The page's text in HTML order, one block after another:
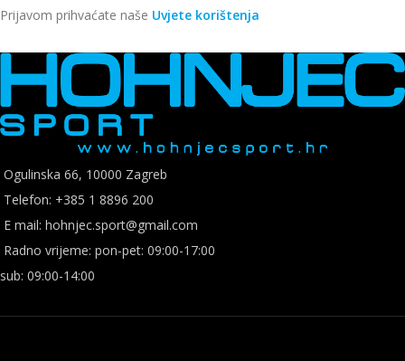
Prijavom prihvaćate naše Uvjete korištenja
Ogulinska 66, 10000 Zagreb
Telefon: +385 1 8896 200
E mail: hohnjec.sport@gmail.com
Radno vrijeme: pon-pet: 09:00-17:00
sub: 09:00-14:00